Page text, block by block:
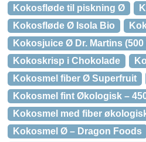
Kokosfløde til piskning Ø
Kokosfløde Ø Isola Bio
Kokosjuice Ø Dr. Martins (500
Kokoskrisp i Chokolade
Kokosmel fiber Ø Superfruit
Kokosmel fint Økologisk –
Kokosmel med fiber
Kokosmel Ø – Dragon Foods